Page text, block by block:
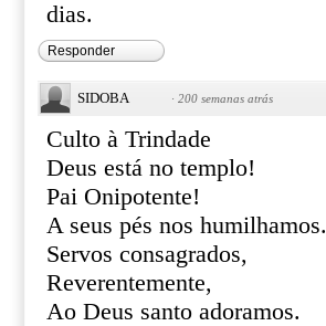
dias.
Responder
SIDOBA · 200 semanas atrás
Culto à Trindade
Deus está no templo!
Pai Onipotente!
A seus pés nos humilhamos.
Servos consagrados,
Reverentemente,
Ao Deus santo adoramos.